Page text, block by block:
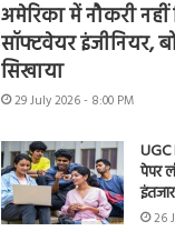
अमेरिका में नौकरी
सॉफ्टवेयर इंजीनियर,
सिखाया
29 July 2026 - 8:00 PM
पेपर
इंतजार
26